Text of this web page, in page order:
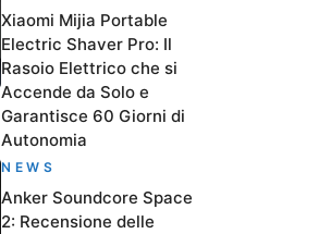
Xiaomi Mijia Portable
Electric Shaver Pro: Il
Rasoio Elettrico che si
Accende da Solo e
Garantisce 60 Giorni di
Autonomia
NEWS
Anker Soundcore Space
2: Recensione delle